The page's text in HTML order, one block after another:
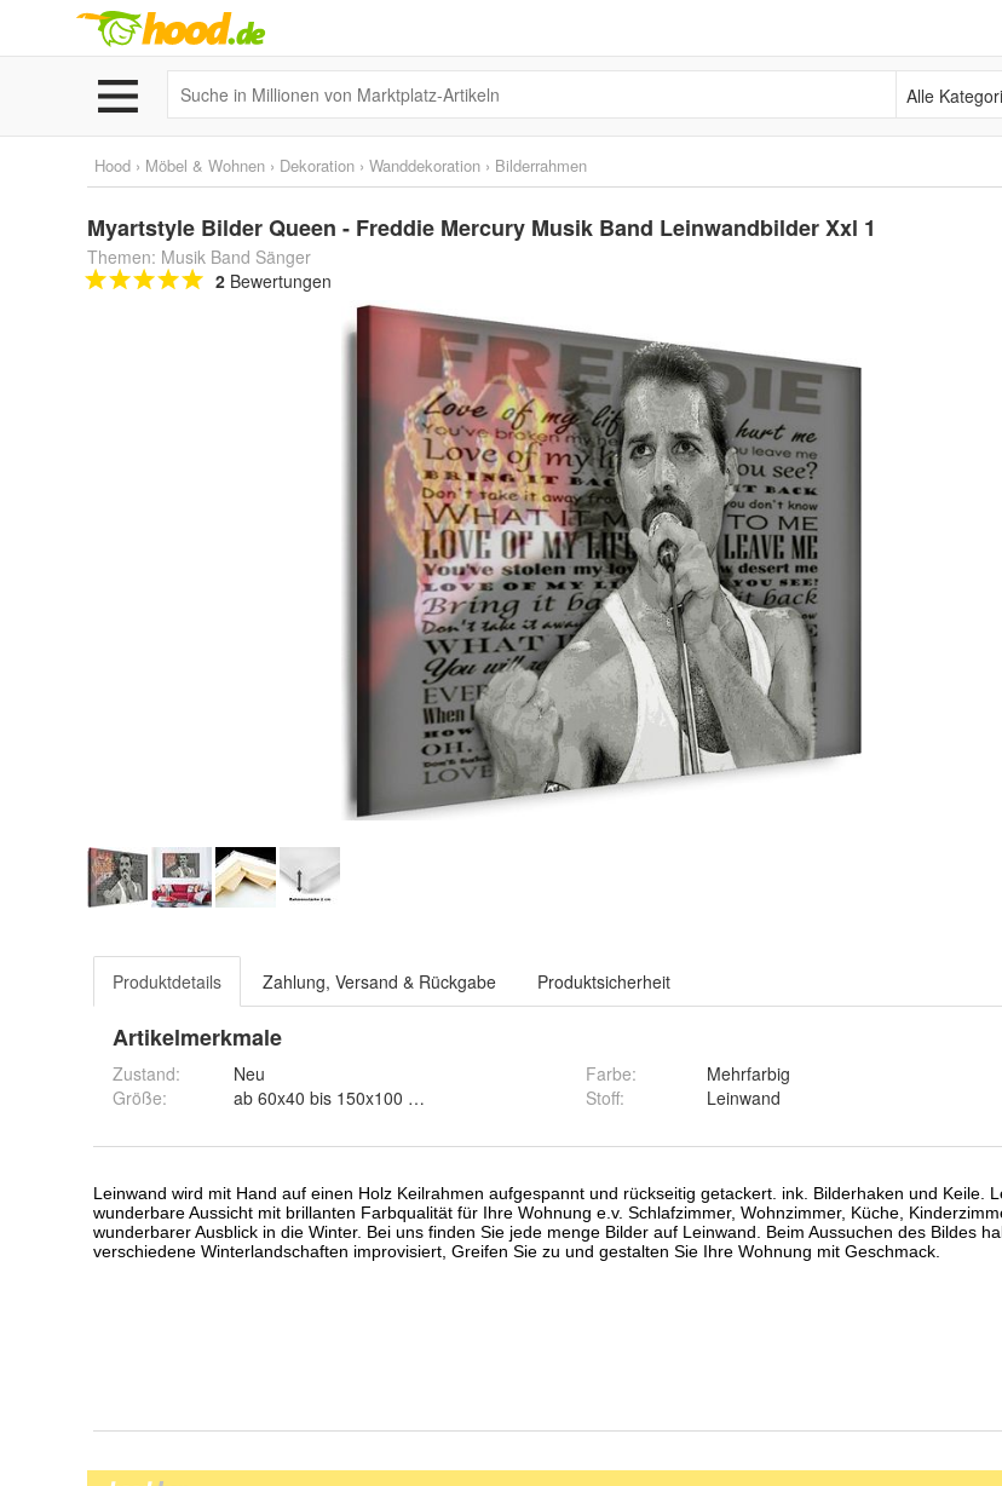
Alle Kategorien
Hood › Möbel & Wohnen › Dekoration › Wanddekoration › Bilderrahmen
Myartstyle Bilder Queen - Freddie Mercury Musik Band Leinwandbilder Xxl 1
Themen: Musik Band Sänger
2 Bewertungen
Produktdetails Zahlung, Versand & Rückgabe Produktsicherheit
Artikelmerkmale
Zustand:
Neu
Größe: ab 60x40 bis 150x100 cm
Farbe:
Mehrfarbig
Stoff: Leinwand